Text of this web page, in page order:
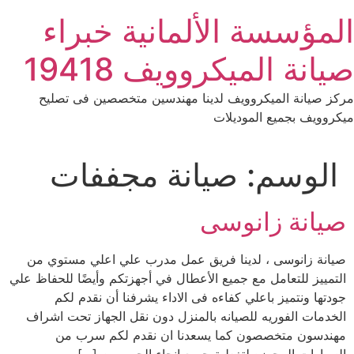
content
المؤسسة الألمانية خبراء
صيانة الميكروويف 19418
مركز صيانة الميكروويف لدينا مهندسين متخصصين فى تصليح
ميكروويف بجميع الموديلات
الوسم: صيانة مجففات
صيانة زانوسى
صيانة زانوسى ، لدينا فريق عمل مدرب علي اعلي مستوي من
التمييز للتعامل مع جميع الأعطال في أجهزتكم وأيضًا للحفاظ علي
جودتها ونتميز باعلي كفاءه فى الاداء يشرفنا أن نقدم لكم
الخدمات الفوريه للصيانه بالمنزل دون نقل الجهاز تحت اشراف
مهندسون متخصصون كما يسعدنا ان نقدم لكم سرب من